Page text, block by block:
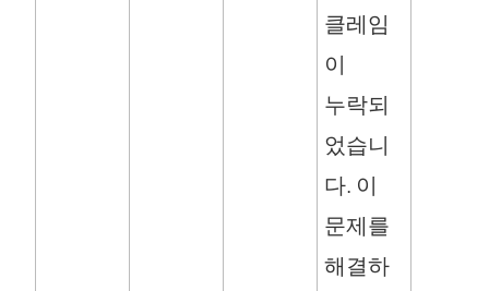
클레임
이
누락되
었습니
다. 이
문제를
해결하